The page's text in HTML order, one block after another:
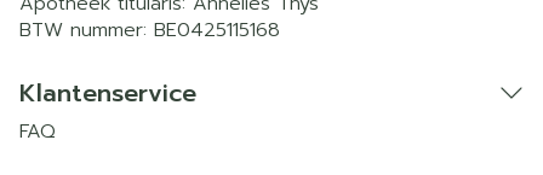
BTW nummer: BE0425115168
Klantenservice
FAQ